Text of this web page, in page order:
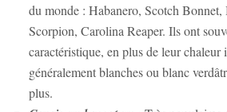
du monde : Habanero, Scotch
Scorpion, Carolina Reaper. Ils ont
caractéristique, en plus de leur chaleur
généralement blanches ou blanc
plus.